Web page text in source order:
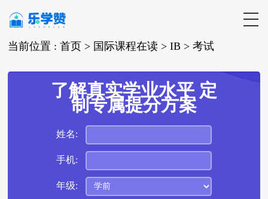
当前位置 :首页 > 国际课程在读 >IB >考试
了解真实学业水平 定
制专属提分方案
姓名:
手机: